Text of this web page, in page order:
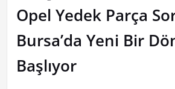
Opel Yedek Parça
Bursa’da Yeni Bir
Başlıyor